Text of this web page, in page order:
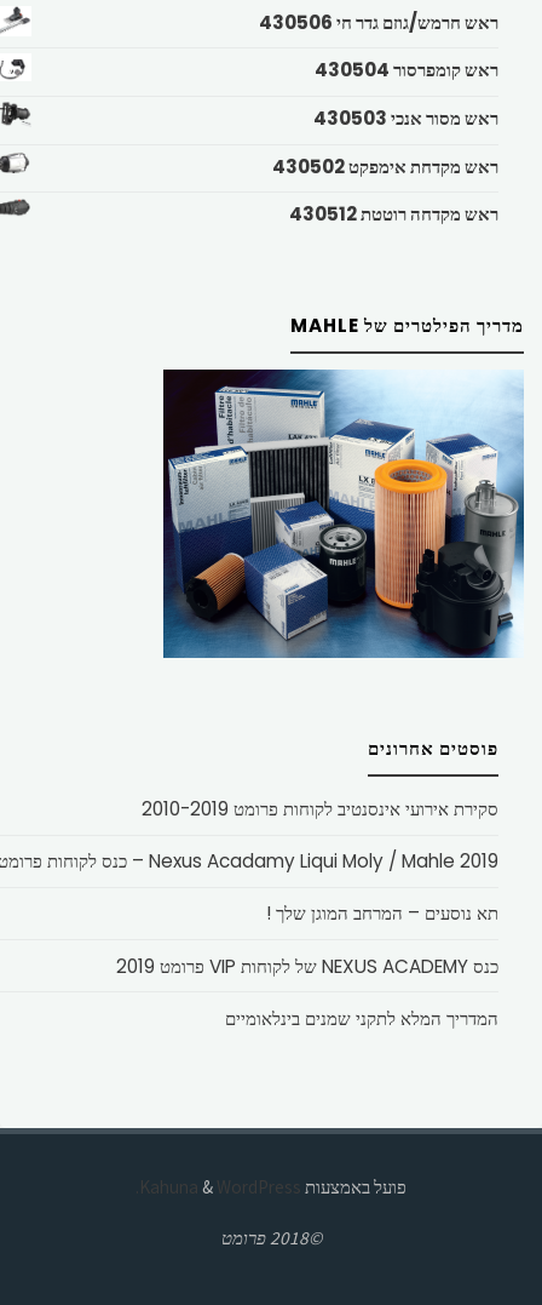
ראש חרמש/גוזם גדר חי 430506
ראש קומפרסור 430504
ראש מסור אנכי 430503
ראש מקדחת אימפקט 430502
ראש מקדחה רוטטת 430512
מדריך הפילטרים של MAHLE
פוסטים אחרונים
סקירת אירועי אינסנטיב לקוחות פרומט 2010-2019
Nexus Acadamy Liqui Moly / Mahle 2019 – כנס לקוחות פרומט
תא נוסעים – המרחב המוגן שלך !
כנס NEXUS ACADEMY של לקוחות VIP פרומט 2019
המדריך המלא לתקני שמנים בינלאומיים
פועל באמצעות & WordPress.
©2018 פרומט